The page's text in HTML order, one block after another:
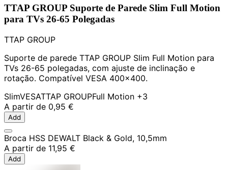
TTAP GROUP Suporte de Parede Slim Full Motion
para TVs 26-65 Polegadas
TTAP GROUP
Suporte de parede TTAP GROUP Slim Full Motion para
TVs 26-65 polegadas, com ajuste de inclinação e
rotação. Compatível VESA 400x400.
SlimVESATTAP GROUPFull Motion +3
A partir de 0,95 €
Add
Broca HSS DEWALT Black & Gold, 10,5mm
A partir de 11,95 €
Add